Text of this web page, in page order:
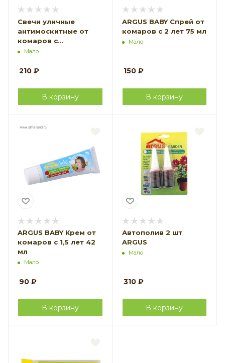
Свечи уличные
антимоскитные от
комаров с
натуральным маслом
Garden 9 штук в
Мало
210 ₽
В корзину
ARGUS BABY Спрей от
комаров с 2 лет 75 мл
Мало
150₽
В корзину
ARGUS BABY Крем от
комаров с 1,5 лет 42
мл
Мало
90 ₽
В корзину
Автополив 2 шт
ARGUS
Мало
310₽
В корзину